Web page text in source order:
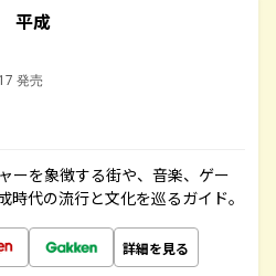
平成
発売
ーを象徴する街や、音楽、ゲー
時代の流行と文化を巡るガイド。
詳細を見る